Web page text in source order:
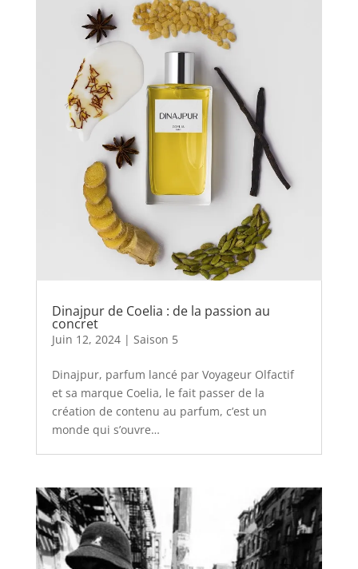
Dinajpur de Coelia : de la passion au
concret
Juin 12, 2024| Saison 5
Dinajpur, parfum lancé par Voyageur Olfactif
et sa marque Coelia, le fait passer de la
création de contenu au parfum, c’est un
monde qui s’ouvre…